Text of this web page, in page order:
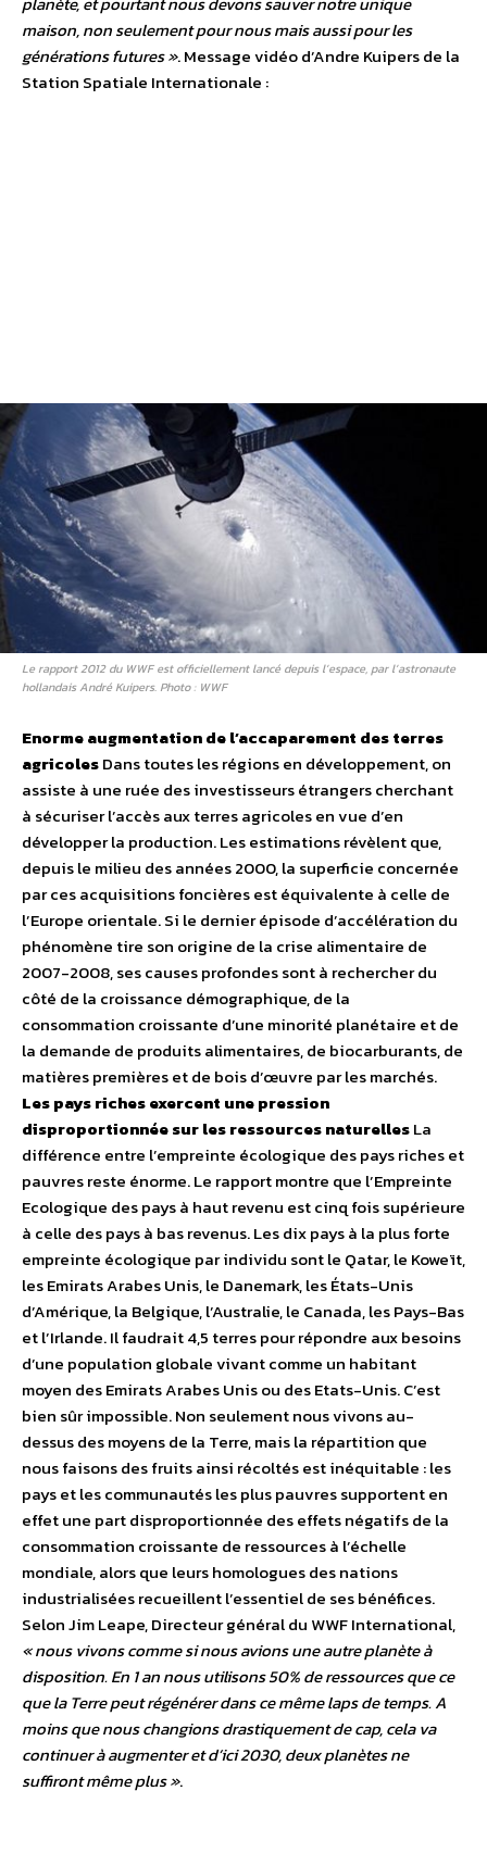
maison, non seulement pour nous mais aussi pour les
générations futures ». Message vidéo d’Andre Kuipers de la
Station Spatiale Internationale :
Le rapport 2012 du WWF est officiellement lancé depuis l’espace, par l’astronaute
hollandais André Kuipers. Photo : WWF
Enorme augmentation de l’accaparement des terres
agricolesDans toutes les régions en développement, on
assiste à une ruée des investisseurs étrangers cherchant
à sécuriser l’accès aux terres agricoles en vue d’en
développer la production. Les estimations révèlent que,
depuis le milieu des années 2000, la superficie concernée
par ces acquisitions foncières est équivalente à celle de
l’Europe orientale. Si le dernier épisode d’accélération du
phénomène tire son origine de la crise alimentaire de
2007-2008, ses causes profondes sont à rechercher du
côté de la croissance démographique, de la
consommation croissante d’une minorité planétaire et de
la demande de produits alimentaires, de biocarburants, de
matières premières et de bois d’œuvre par les marchés.
Les pays riches exercent une pression
disproportionnée sur les ressources naturellesLa
différence entre l’empreinte écologique des pays riches et
pauvres reste énorme. Le rapport montre que l’Empreinte
Ecologique des pays à haut revenu est cinq fois supérieure
à celle des pays à bas revenus. Les dix pays à la plus forte
empreinte écologique par individu sont le Qatar, le Koweït,
les Emirats Arabes Unis, le Danemark, les États-Unis
d’Amérique, la Belgique, l’Australie, le Canada, les Pays-Bas
et l’Irlande. Il faudrait 4,5 terres pour répondre aux besoins
d’une population globale vivant comme un habitant
moyen des Emirats Arabes Unis ou des Etats-Unis. C’est
bien sûr impossible. Non seulement nous vivons au-
dessus des moyens de la Terre, mais la répartition que
nous faisons des fruits ainsi récoltés est inéquitable : les
pays et les communautés les plus pauvres supportent en
effet une part disproportionnée des effets négatifs de la
consommation croissante de ressources à l’échelle
mondiale, alors que leurs homologues des nations
industrialisées recueillent l’essentiel de ses bénéfices.
Selon Jim Leape, Directeur général du WWF International,
« nous vivons comme si nous avions une autre planète à
disposition. En 1 an nous utilisons 50% de ressources que ce
que la Terre peut régénérer dans ce même laps de temps. A
moins que nous changions drastiquement de cap, cela va
continuer à augmenter et d’ici 2030, deux planètes ne
suffiront même plus ».